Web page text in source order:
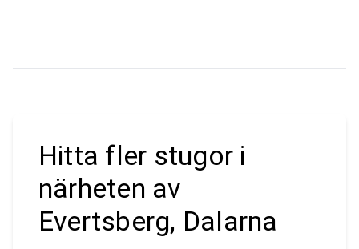
Hitta fler stugor i
närheten av
Evertsberg, Dalarna